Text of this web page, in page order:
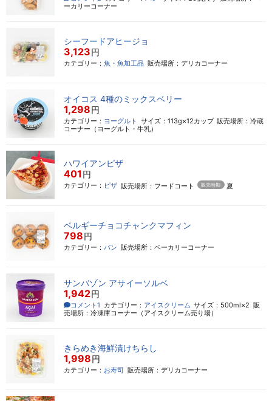
ーカリーコーナー
シーフードアヒージョ
3,123円
カテゴリー： 魚・魚加工品 販売場所：デリカコーナー
オイコス 4種のミックスベリー
1,298円
カテゴリー： ヨーグルト サイズ：113g×12カップ 販売場所：冷蔵
コーナー（ヨーグルト・牛乳）
ハワイアンピザ
401 円
カテゴリー： ピザ 販売場所：フードコート 販売時期 夏
ベルギーチョコチャンクマフィン
798円
カテゴリー： パン 販売場所：ベーカリーコーナー
サンバゾン アサイーソルベ
1,942円
コメント1 カテゴリー： アイスクリーム サイズ：500ml×2 販
売場所：冷凍庫コーナー（アイスクリーム売り場）
きらめき海鮮漬けちらし
1,998円
カテゴリー： お寿司 販売場所：デリカコーナー